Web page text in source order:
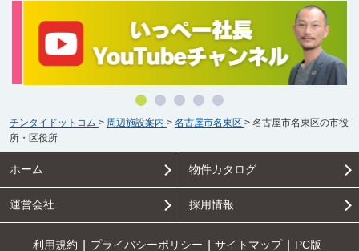
チンタイドットコム > 周辺施設案内 > 名古屋市名東区 > 名古屋市名東区の市役
所・区役所
ホーム 物件カタログ
運営会社 採用情報
利用規約 プライバシーポリシー サイトマップ PC版